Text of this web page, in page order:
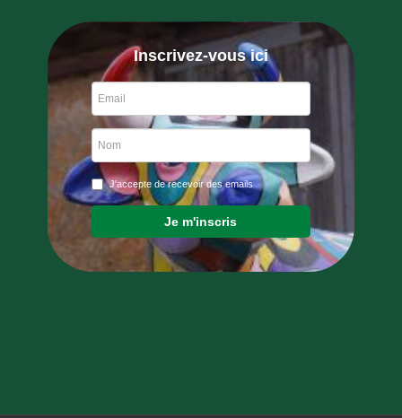
Inscrivez-vous ici
J'accepte de recevoir des emails
Je m'inscris